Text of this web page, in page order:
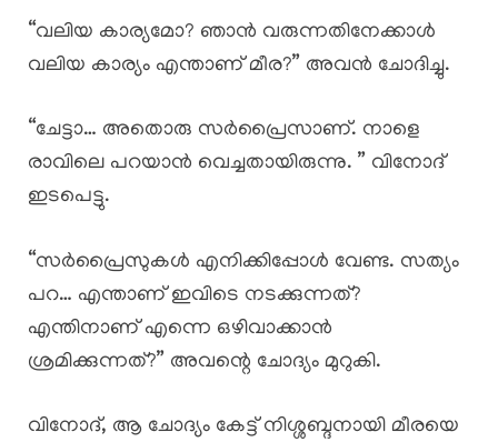
“വലിയ കാര്യമോ? ഞാൻ വരുന്നതിനേക്കാൾ
വലിയ കാര്യം എന്താണ് മീര?” അവൻ ചോദിച്ചു.
“ചേട്ടാ… അതൊരു സർപ്രൈസാണ്. നാളെ
രാവിലെ പറയാൻ വെച്ചതായിരുന്നു. ” വിനോദ്
ഇടപെട്ടു.
“സർപ്രൈസുകൾ എനിക്കിപ്പോൾ വേണ്ട. സത്യം
പറ… എന്താണ് ഇവിടെ നടക്കുന്നത്?
എന്തിനാണ് എന്നെ ഒഴിവാക്കാൻ
ശ്രമിക്കുന്നത്?” അവന്റെ ചോദ്യം മുറുകി.
വിനോദ്, ആ ചോദ്യം കേട്ട് നിശ്ശബ്ദനായി മീരയെ